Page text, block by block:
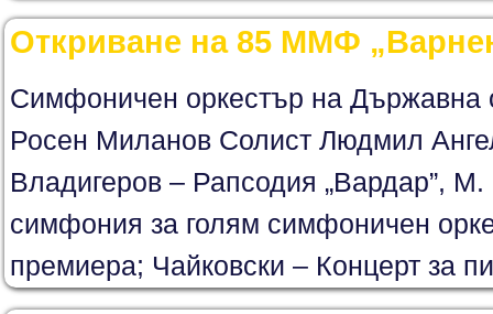
Откриване на 85 ММФ
Симфоничен оркестър на Държавна
Росен Миланов Солист Людмил
Владигеров – Рапсодия „Вардар”,
симфония за голям симфоничен
премиера; Чайковски – Концерт за